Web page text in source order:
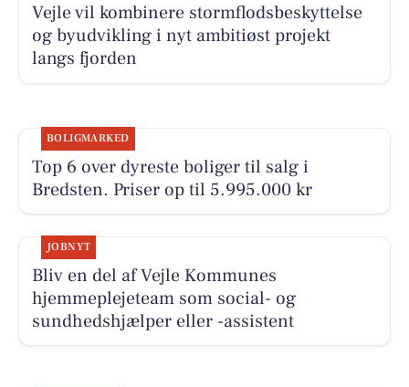
Vejle vil kombinere stormflodsbeskyttelse
og byudvikling i nyt ambitiøst projekt
langs fjorden
BOLIGMARKED
Top 6 over dyreste boliger til salg i
Bredsten. Priser op til 5.995.000 kr
JOBNYT
Bliv en del af Vejle Kommunes
hjemmeplejeteam som social- og
sundhedshjælper eller -assistent